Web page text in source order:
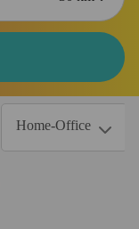
Home-Office